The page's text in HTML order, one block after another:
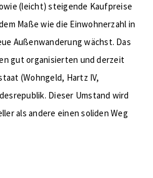
(leicht) steigende Kaufpreise
Maße wie die Einwohnerzahl in
Außenwanderung wächst. Das
gut organisierten und derzeit
(Wohngeld, Hartz IV,
Dieser Umstand wird
als andere einen soliden Weg